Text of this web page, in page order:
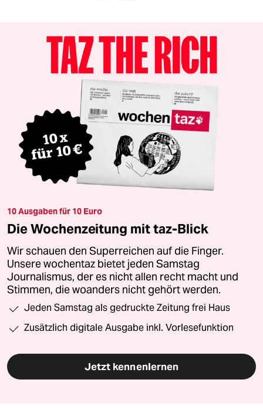
10 Ausgaben für 10 Euro
Die Wochenzeitung mit taz-Blick
Wir schauen den Superreichen auf die Finger.
Unsere wochentaz bietet jeden Samstag
Journalismus, der es nicht allen recht macht und
Stimmen, die woanders nicht gehört werden.
Jeden Samstag als gedruckte Zeitung frei Haus
Zusätzlich digitale Ausgabe inkl. Vorlesefunktion
Jetzt kennenlernen